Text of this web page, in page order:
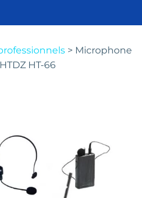
> Microphone
HT-66